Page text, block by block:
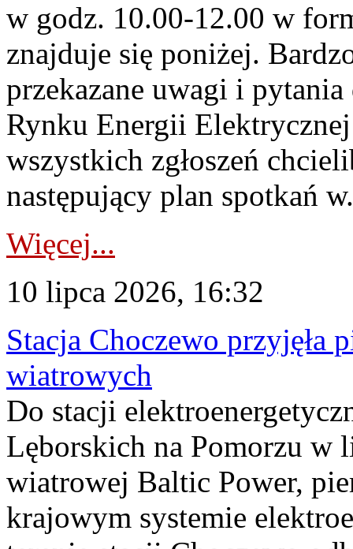
w godz. 10.00-12.00 w
znajduje się poniżej.
przekazane uwagi i
Rynku Energii
wszystkich zgłoszeń
następujący plan spotkań
Więcej...
10 lipca 2026, 16:32
Stacja Choczewo przyjęła
wiatrowych
Do stacji
Lęborskich na Pomorzu w
wiatrowej Baltic Power,
krajowym systemie